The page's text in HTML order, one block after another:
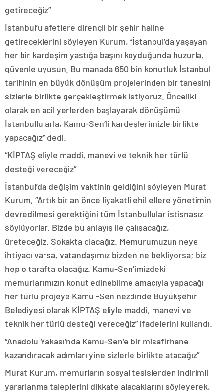
getireceğiz”
İstanbul’u afetlere dirençli bir şehir haline
getireceklerini söyleyen Kurum, “İstanbul’da yaşayan
her bir kardeşim yastığa başını koyduğunda huzurla,
güvenle uyusun. Bu manada 650 bin konutluk İstanbul
tarihinin en büyük dönüşüm projelerinden bir tanesini
sizlerle birlikte gerçekleştirmek istiyoruz. Öncelikli
olarak en acil yerlerden başlayarak dönüşümü
İstanbullularla, Kamu-Sen’li kardeşlerimizle birlikte
yapacağız” dedi.
“KİPTAŞ eliyle maddi, manevi ve teknik her türlü
desteği vereceğiz”
İstanbul’da değişim vaktinin geldiğini söyleyen Murat
Kurum, “Artık bir an önce liyakatli ehil ellere yönetimin
devredilmesi gerektiğini tüm İstanbullular istisnasız
söylüyorlar. Bizde bu anlayış ile çalışacağız,
üreteceğiz. Sokakta olacağız. Memurumuzun neye
ihtiyacı varsa, vatandaşımız bizden ne bekliyorsa; biz
hep o tarafta olacağız. Kamu-Sen’imizdeki
memurlarımızın konut edinebilme amacıyla yapacağı
her türlü projeye Kamu -Sen nezdinde Büyükşehir
Belediyesi olarak KİPTAŞ eliyle maddi, manevi ve
teknik her türlü desteği vereceğiz” ifadelerini kullandı.
“Anadolu Yakası’nda Kamu-Sen’e bir misafirhane
kazandıracak adımları yine sizlerle birlikte atacağız”
Murat Kurum, memurların sosyal tesislerden indirimli
yararlanma taleplerini dikkate alacaklarını söyleyerek,